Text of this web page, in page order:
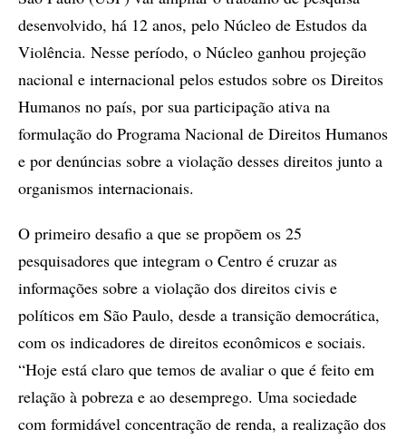
desenvolvido, há 12 anos, pelo Núcleo de Estudos da
Violência. Nesse período, o Núcleo ganhou projeção
nacional e internacional pelos estudos sobre os Direitos
Humanos no país, por sua participação ativa na
formulação do Programa Nacional de Direitos Humanos
e por denúncias sobre a violação desses direitos junto a
organismos internacionais.
O primeiro desafio a que se propõem os 25
pesquisadores que integram o Centro é cruzar as
informações sobre a violação dos direitos civis e
políticos em São Paulo, desde a transição democrática,
com os indicadores de direitos econômicos e sociais.
“Hoje está claro que temos de avaliar o que é feito em
relação à pobreza e ao desemprego. Uma sociedade
com formidável concentração de renda, a realização dos